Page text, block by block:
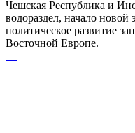
Чешская Республика и
водораздел, начало
политическое развитие
Восточной Европе.